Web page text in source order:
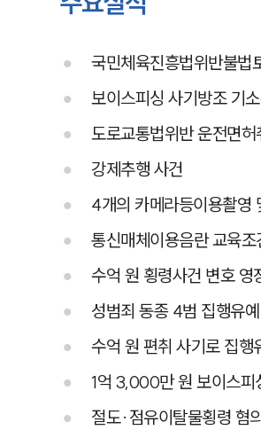
국민체육진흥법위반불법
보이스피싱 사기방조 기
도로교통법위반 운전면
강제추행 사건
4개의 카메라등이용촬영
통신매체이용음란 교육
수억 원 횡령사건 변호 영
성범죄 동종 4범 집행유
수억 원 편취 사기로 집행
1억 3,000만 원 보이스피
절도·점유이탈물횡령 혐